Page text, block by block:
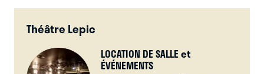
Théâtre Lepic
LOCATION DE SALLE et
ÉVÉNEMENTS